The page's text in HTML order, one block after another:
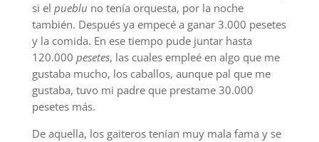
si el pueblu no tenía orquesta, por la noche
también. Después ya empecé a ganar 3.000 pesetes
y la comida. En ese tiempo pude juntar hasta
120.000 pesetes, las cuales empleé en algo que me
gustaba mucho, los caballos, aunque pal que me
gustaba, tuvo mi padre que prestame 30.000
pesetes más.
De aquella, los gaiteros tenían muy mala fama y se